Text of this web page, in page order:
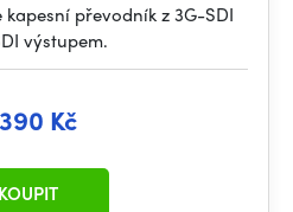
kapesní převodník z 3G-SDI
výstupem.
Kč
KOUPIT